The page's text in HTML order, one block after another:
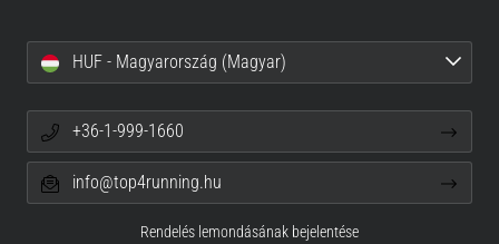
HUF - Magyarország (Magyar)
+36-1-999-1660
info@top4running.hu
Rendelés lemondásának bejelentése